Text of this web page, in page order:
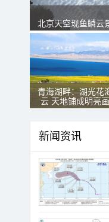
北京天空现鱼鳞云
青海湖畔：湖光花
云 天地铺成明亮
新闻资讯